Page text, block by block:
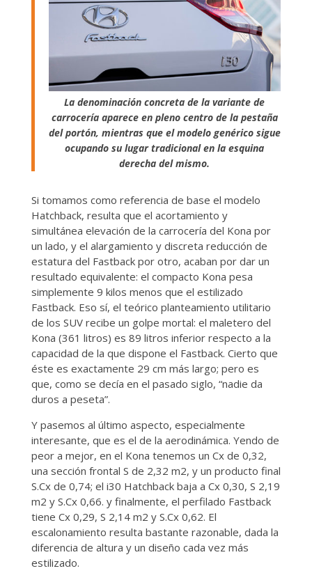
La denominación concreta de la variante de
carrocería aparece en pleno centro de la pestaña
del portón, mientras que el modelo genérico sigue
ocupando su lugar tradicional en la esquina
derecha del mismo.
Si tomamos como referencia de base el modelo
Hatchback, resulta que el acortamiento y
simultánea elevación de la carrocería del Kona por
un lado, y el alargamiento y discreta reducción de
estatura del Fastback por otro, acaban por dar un
resultado equivalente: el compacto Kona pesa
simplemente 9 kilos menos que el estilizado
Fastback. Eso sí, el teórico planteamiento utilitario
de los SUV recibe un golpe mortal: el maletero del
Kona (361 litros) es 89 litros inferior respecto a la
capacidad de la que dispone el Fastback. Cierto que
éste es exactamente 29 cm más largo; pero es
que, como se decía en el pasado siglo, “nadie da
duros a peseta”.
Y pasemos al último aspecto, especialmente
interesante, que es el de la aerodinámica. Yendo de
peor a mejor, en el Kona tenemos un Cx de 0,32,
una sección frontal S de 2,32 m2, y un producto final
S.Cx de 0,74; el i30 Hatchback baja a Cx 0,30, S 2,19
m2 y S.Cx 0,66. y finalmente, el perfilado Fastback
tiene Cx 0,29, S 2,14 m2 y S.Cx 0,62. El
escalonamiento resulta bastante razonable, dada la
diferencia de altura y un diseño cada vez más
estilizado.